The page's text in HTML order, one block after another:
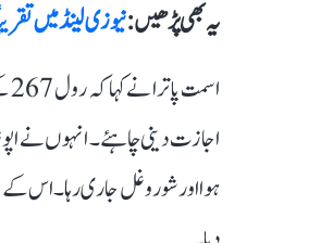
یہ بھی پڑھیں :نیوزی لینڈ میں تقریباً 45 ہزار افراد ہیپاٹائٹس- سی مرض
اجازت دینی چاہئے۔ انہوں نے
ہوا اور شوروغل جاری رہا۔ اس